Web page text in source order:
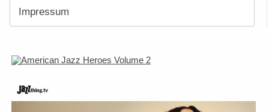
Impressum